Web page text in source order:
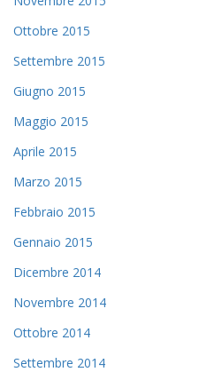
Ottobre 2015
Settembre 2015
Giugno 2015
Maggio 2015
Aprile 2015
Marzo 2015
Febbraio 2015
Gennaio 2015
Dicembre 2014
Novembre 2014
Ottobre 2014
Settembre 2014